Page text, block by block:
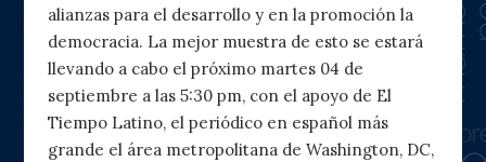
alianzas para el desarrollo y en la promoción la
democracia. La mejor muestra de esto se estará
llevando a cabo el próximo martes 04 de
septiembre a las 5:30 pm, con el apoyo de El
Tiempo Latino, el periódico en español más
grande el área metropolitana de Washington, DC,